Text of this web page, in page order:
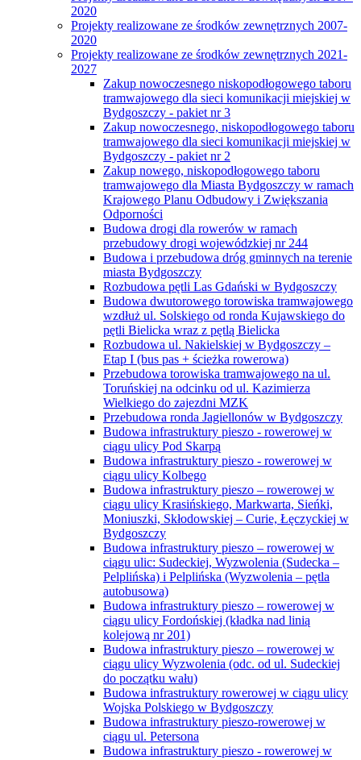
2020
Projekty realizowane ze środków zewnętrznych 2007-
2020
Projekty realizowane ze środków zewnętrznych 2021-
2027
Zakup nowoczesnego niskopodłogowego taboru
tramwajowego dla sieci komunikacji miejskiej w
Bydgoszczy - pakiet nr 3
Zakup nowoczesnego, niskopodłogowego taboru
tramwajowego dla sieci komunikacji miejskiej w
Bydgoszczy - pakiet nr 2
Zakup nowego, niskopodłogowego taboru
tramwajowego dla Miasta Bydgoszczy w ramach
Krajowego Planu Odbudowy i Zwiększania
Odporności
Budowa drogi dla rowerów w ramach
przebudowy drogi wojewódzkiej nr 244
Budowa i przebudowa dróg gminnych na terenie
miasta Bydgoszczy
Rozbudowa pętli Las Gdański w Bydgoszczy
Budowa dwutorowego torowiska tramwajowego
wzdłuż ul. Solskiego od ronda Kujawskiego do
pętli Bielicka wraz z pętlą Bielicka
Rozbudowa ul. Nakielskiej w Bydgoszczy –
Etap I (bus pas + ścieżka rowerowa)
Przebudowa torowiska tramwajowego na ul.
Toruńskiej na odcinku od ul. Kazimierza
Wielkiego do zajezdni MZK
Przebudowa ronda Jagiellonów w Bydgoszczy
Budowa infrastruktury pieszo - rowerowej w
ciągu ulicy Pod Skarpą
Budowa infrastruktury pieszo - rowerowej w
ciągu ulicy Kolbego
Budowa infrastruktury pieszo – rowerowej w
ciągu ulicy Krasińskiego, Markwarta, Sieńki,
Moniuszki, Skłodowskiej – Curie, Łęczyckiej w
Bydgoszczy
Budowa infrastruktury pieszo – rowerowej w
ciągu ulic: Sudeckiej, Wyzwolenia (Sudecka –
Pelplińska) i Pelplińska (Wyzwolenia – pętla
autobusowa)
Budowa infrastruktury pieszo – rowerowej w
ciągu ulicy Fordońskiej (kładka nad linią
kolejową nr 201)
Budowa infrastruktury pieszo – rowerowej w
ciągu ulicy Wyzwolenia (odc. od ul. Sudeckiej
do początku wału)
Budowa infrastruktury rowerowej w ciągu ulicy
Wojska Polskiego w Bydgoszczy
Budowa infrastruktury pieszo-rowerowej w
ciągu ul. Petersona
Budowa infrastruktury pieszo - rowerowej w